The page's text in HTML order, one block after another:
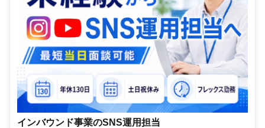
インバウンド事業のSNS運用担当